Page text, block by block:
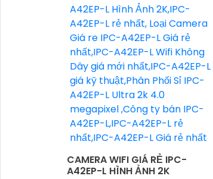
CAMERA WIFI GIÁ RẺ IPC-
A42EP-L HÌNH ẢNH 2K